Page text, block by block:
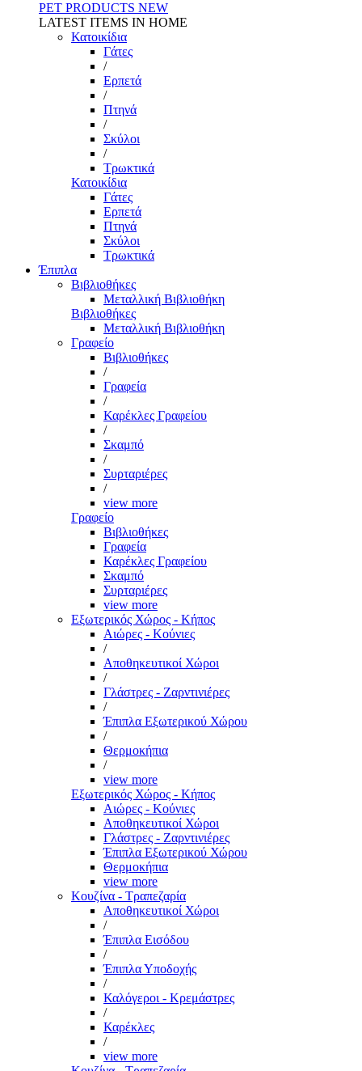
PET PRODUCTS NEW
LATEST ITEMS IN HOME
Κατοικίδια
Γάτες
/
Ερπετά
/
Πτηνά
/
Σκύλοι
/
Τρωκτικά
Κατοικίδια
Γάτες
Ερπετά
Πτηνά
Σκύλοι
Τρωκτικά
Έπιπλα
Βιβλιοθήκες
Μεταλλική Βιβλιοθήκη
Βιβλιοθήκες
Μεταλλική Βιβλιοθήκη
Γραφείο
Βιβλιοθήκες
/
Γραφεία
/
Καρέκλες Γραφείου
/
Σκαμπό
/
Συρταριέρες
/
view more
Γραφείο
Βιβλιοθήκες
Γραφεία
Καρέκλες Γραφείου
Σκαμπό
Συρταριέρες
view more
Εξωτερικός Χώρος - Κήπος
Αιώρες - Κούνιες
/
Αποθηκευτικοί Χώροι
/
Γλάστρες - Ζαρντινιέρες
/
Έπιπλα Εξωτερικού Χώρου
/
Θερμοκήπια
/
view more
Εξωτερικός Χώρος - Κήπος
Αιώρες - Κούνιες
Αποθηκευτικοί Χώροι
Γλάστρες - Ζαρντινιέρες
Έπιπλα Εξωτερικού Χώρου
Θερμοκήπια
view more
Κουζίνα - Τραπεζαρία
Αποθηκευτικοί Χώροι
/
Έπιπλα Εισόδου
/
Έπιπλα Υποδοχής
/
Καλόγεροι - Κρεμάστρες
/
Καρέκλες
/
view more